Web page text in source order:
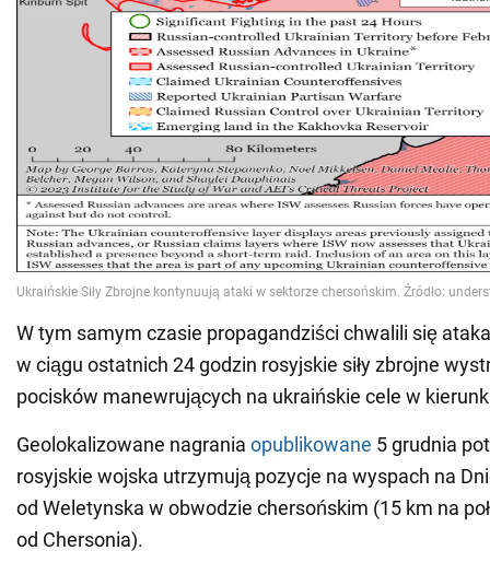
W tym samym czasie propagandziści chwalili się
w ciągu ostatnich 24 godzin rosyjskie siły zbrojne
pocisków manewrujących na ukraińskie cele w
Geolokalizowane nagrania opublikowane 5 grudnia
rosyjskie wojska utrzymują pozycje na wyspach na
od Weletynska w obwodzie chersońskim (15 km na
od Chersonia).